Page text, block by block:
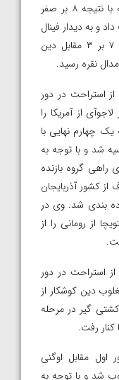
نهایی راه یافت. اسماعیلی در این مرحله با نتیجه ۸ بر صفر
و به دیدار فینال
راه یافت. وی در دیدار پایانی با نتیجه ۷ بر ۳ مقابل دین
نقره رسید.
از استراحت در دور
۸ بر صفر چیز لاجوآی از آمریکا را
چهارم نهایی با
روسیه شد و با توجه به
گروه بازنده
از کشور آذربایجان
رده بندی شد. وی در
استویچا از رومانی را از
پس از استراحت در دور
۱۰ بر صفر مغلوب دین کوشکار از
گیر در مرحله
کنار رفت.
دور اول مقابل اوگنی
روسیه با نتیجه ۵ بر ۳ مغلوب شد و با توجه به